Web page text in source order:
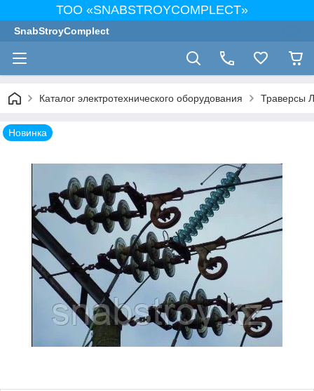
ТОО «SNABSTROYCOMPLECT»
SnabStroyComplect
Каталог электротехнического оборудования Траверсы
Новинка